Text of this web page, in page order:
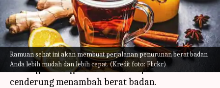
Ramuan sehat ini akan membuat perjalanan penurunan berat badan
Anda lebih mudah dan lebih cepat. (Kredit foto: Flickr)
menulis Handoko May 23, 2023 12:40 pm
Apa ceritanya
Kebiasaan makan yang tidak sehat, gaya hidup,
kurang olahraga adalah beberapa alasan kita
cenderung menambah berat badan.